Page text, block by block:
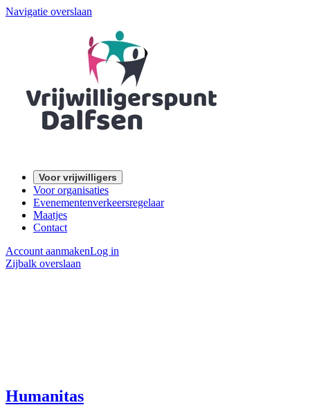
Navigatie overslaan
Voor vrijwilligers
Voor organisaties
Evenementenverkeersregelaar
Maatjes
Contact
Account aanmakenLog in
Zijbalk overslaan
Humanitas